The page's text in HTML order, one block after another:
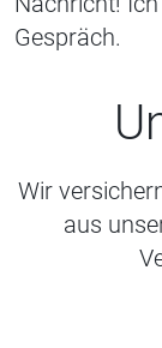
Gespräch.
Wir
aus